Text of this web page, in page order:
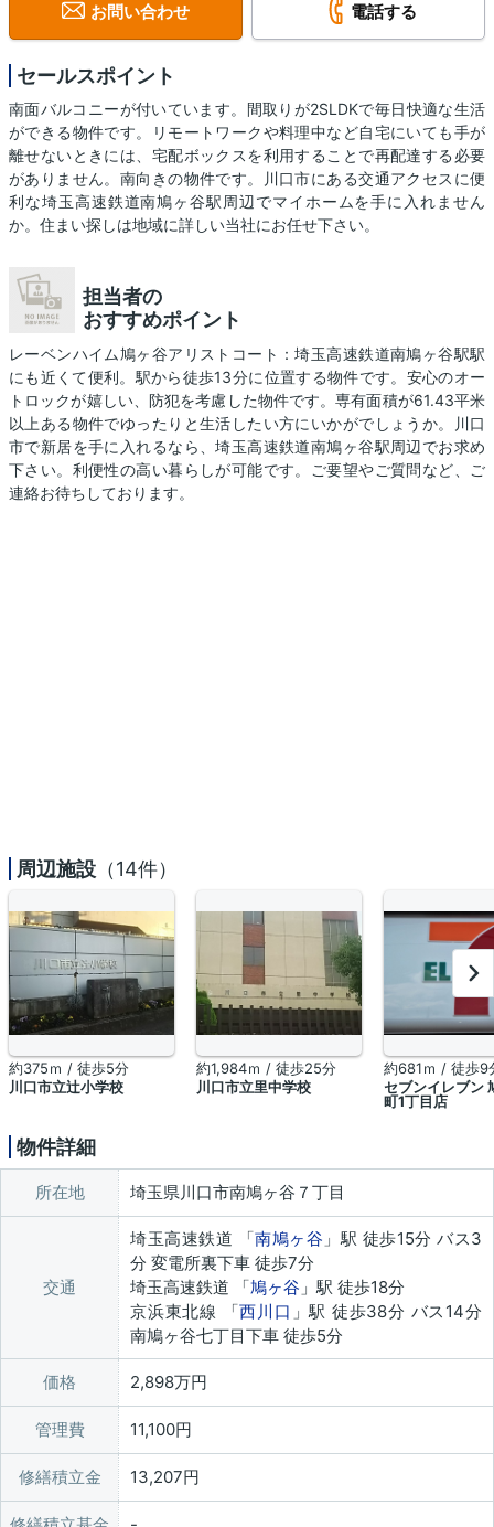
お問い合わせ 電話する
セールスポイント
南面バルコニーが付いています。間取りが2SLDKで毎日快適な生活
ができる物件です。リモートワークや料理中など自宅にいても手が
離せないときには、宅配ボックスを利用することで再配達する必要
がありません。南向きの物件です。川口市にある交通アクセスに便
利な埼玉高速鉄道南鳩ヶ谷駅周辺でマイホームを手に入れません
か。住まい探しは地域に詳しい当社にお任せ下さい。
担当者の
おすすめポイント
レーベンハイム鳩ヶ谷アリストコート：埼玉高速鉄道南鳩ヶ谷駅駅
にも近くて便利。駅から徒歩13分に位置する物件です。安心のオー
トロックが嬉しい、防犯を考慮した物件です。専有面積が61.43平米
以上ある物件でゆったりと生活したい方にいかがでしょうか。川口
市で新居を手に入れるなら、埼玉高速鉄道南鳩ヶ谷駅周辺でお求め
下さい。利便性の高い暮らしが可能です。ご要望やご質問など、ご
連絡お待ちしております。
周辺施設 （14件）
約375ｍ / 徒歩5分
川口市立辻小学校
約1,984ｍ / 徒歩25分
川口市立里中学校
約681ｍ / 徒歩9
セブンイレブン
町1丁目店
物件詳細
所在地 埼玉県川口市南鳩ヶ谷７丁目
交通
埼玉高速鉄道 「南鳩ヶ谷 」駅 徒歩15分 バス3
分 変電所裏下車 徒歩7分
埼玉高速鉄道 「鳩ヶ谷 」駅 徒歩18分
京浜東北線 「西川口 」駅 徒歩38分 バス14分
南鳩ヶ谷七丁目下車 徒歩5分
価格 2,898万円
管理費 11,100円
修繕積立金 13,207円